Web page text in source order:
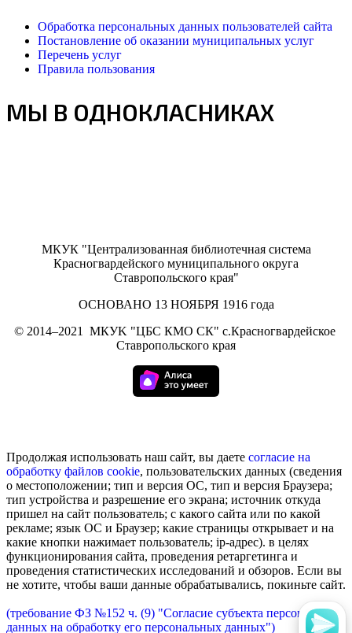
Обработка персональных данных пользователей сайта
Постановление об оказании муниципальных услуг
Перечень услуг
Правила пользования
МЫ В ОДНОКЛАСНИКАХ
МКУК "Централизованная библиотечная система
Красногвардейского муниципального округа
Ставропольского края"
ОСНОВАНО 13 НОЯБРЯ 1916 года
© 2014–2021
МКУK "ЦБС КМО СК" с.Красногвардейское
Ставропольского края
Продолжая использовать наш сайт, вы даете согласие на
обработку файлов cookie, пользовательских данных (сведения
о местоположении; тип и версия ОС, тип и версия Браузера;
тип устройства и разрешение его экрана; источник откуда
пришел на сайт пользователь; с какого сайта или по какой
рекламе; язык ОС и Браузер; какие страницы открывает и на
какие кнопки нажимает пользователь; ip-адрес). в целях
функционирования сайта, проведения ретаргетинга и
проведения статистических исследований и обзоров. Если вы
не хотите, чтобы ваши данные обрабатывались, покиньте сайт.
(требование ФЗ №152 ч. (9) "Согласие субъекта персональных
данных на обработку его персональных данных")